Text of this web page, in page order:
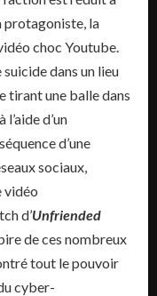
protagoniste, la
choc Youtube.
dans un lieu
tirant une balle dans
d’un
d’une
sociaux,
vidéo
d’Unfriended
de ces nombreux
tout le pouvoir
cyber-